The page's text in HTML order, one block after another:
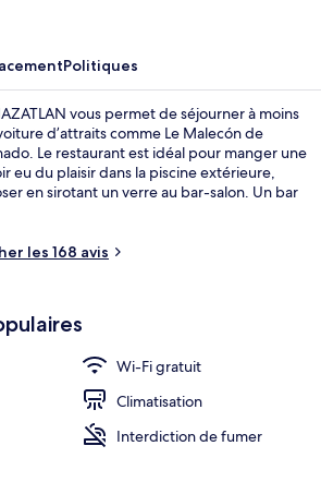
Politiques
vous permet de séjourner à moins
d’attraits comme Le Malecón de
Le restaurant est idéal pour manger une
eu du plaisir dans la piscine extérieure,
en sirotant un verre au bar-salon. Un bar
les 168 avis
Wi-Fi gratuit
Climatisation
Interdiction de fumer